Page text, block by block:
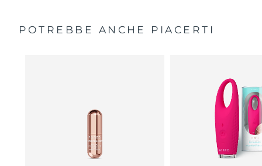
POTREBBE ANCHE PIACERTI